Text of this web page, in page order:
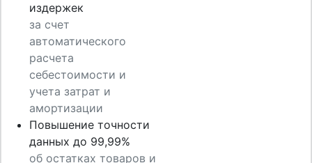
издержек
за счет
автоматического
расчета
себестоимости и
учета затрат и
амортизации
Повышение точности
данных до 99,99%
об остатках товаров и